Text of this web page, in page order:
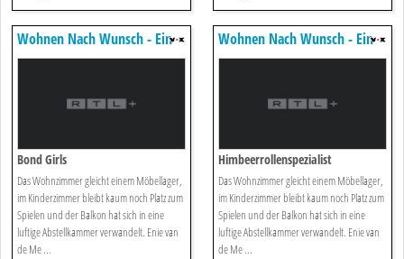
Wohnen Nach Wunsch - Ein
Duo Für Vier Wände
Bond Girls
Das Wohnzimmer gleicht einem Möbellager,
im Kinderzimmer bleibt kaum noch Platz zum
Spielen und der Balkon hat sich in eine
luftige Abstellkammer verwandelt. Enie van
de Me ...
Wohnen Nach Wunsch - Ein
Duo Für Vier Wände
Himbeerrollenspezialist
Das Wohnzimmer gleicht einem Möbellager,
im Kinderzimmer bleibt kaum noch Platz zum
Spielen und der Balkon hat sich in eine
luftige Abstellkammer verwandelt. Enie van
de Me ...